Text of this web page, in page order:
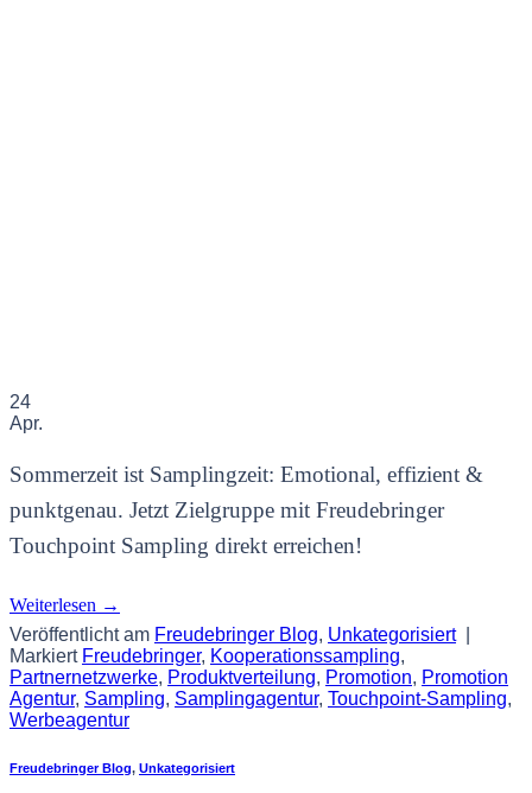
24
Apr.
Sommerzeit ist Samplingzeit: Emotional, effizient &
punktgenau. Jetzt Zielgruppe mit Freudebringer
Touchpoint Sampling direkt erreichen!
Weiterlesen →
Veröffentlicht am Freudebringer Blog, Unkategorisiert
Markiert Freudebringer, Kooperationssampling,
Partnernetzwerke, Produktverteilung, Promotion, Promotion
Agentur, Sampling, Samplingagentur, Touchpoint-Sampling,
Werbeagentur
Freudebringer Blog, Unkategorisiert